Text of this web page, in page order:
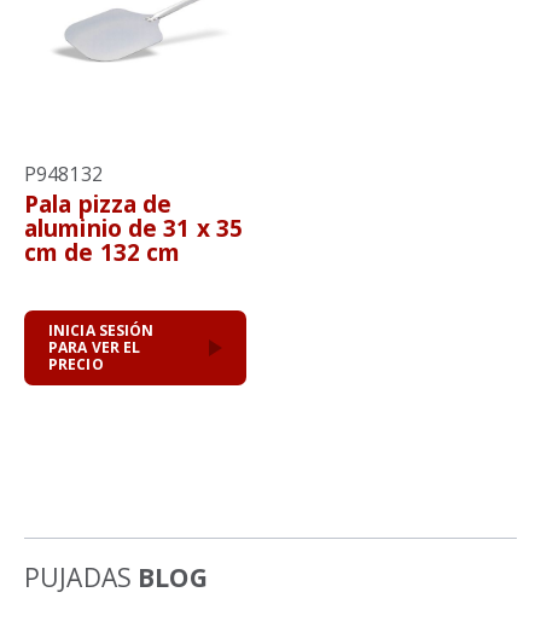
P948132
Pala pizza de
aluminio de 31 x 35
cm de 132 cm
INICIA SESIÓN
PARA VER EL
PRECIO
PUJADAS BLOG